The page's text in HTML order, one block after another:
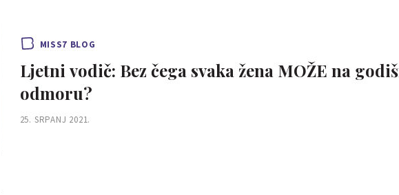
MISS7 BLOG
Ljetni vodič: Bez čega svaka žena MOŽE na
odmoru?
25. SRPANJ 2021.